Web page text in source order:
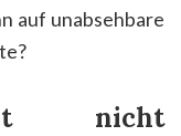
auf unabsehbare
ist nicht